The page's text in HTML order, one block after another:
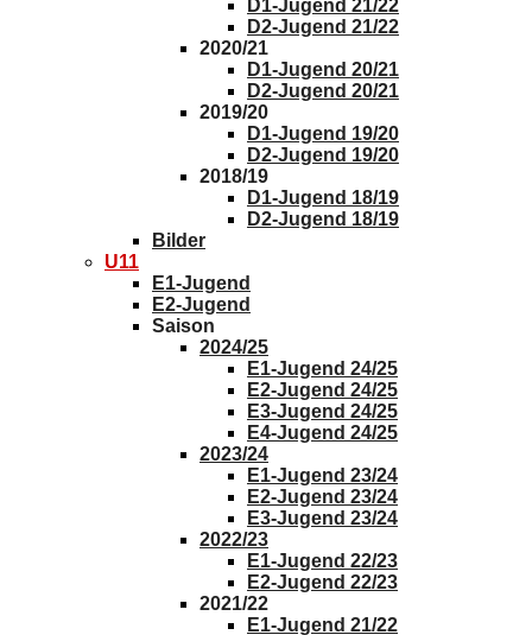
D1-Jugend 21/22
D2-Jugend 21/22
2020/21
D1-Jugend 20/21
D2-Jugend 20/21
2019/20
D1-Jugend 19/20
D2-Jugend 19/20
2018/19
D1-Jugend 18/19
D2-Jugend 18/19
Bilder
U11
E1-Jugend
E2-Jugend
Saison
2024/25
E1-Jugend 24/25
E2-Jugend 24/25
E3-Jugend 24/25
E4-Jugend 24/25
2023/24
E1-Jugend 23/24
E2-Jugend 23/24
E3-Jugend 23/24
2022/23
E1-Jugend 22/23
E2-Jugend 22/23
2021/22
E1-Jugend 21/22